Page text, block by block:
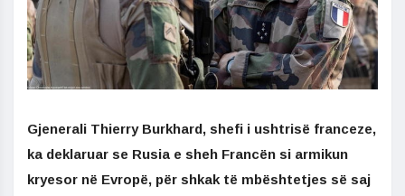
Gjenerali Thierry Burkhard, shefi i ushtrisë franceze,
ka deklaruar se Rusia e sheh Francën si armikun
kryesor në Evropë, për shkak të mbështetjes së saj